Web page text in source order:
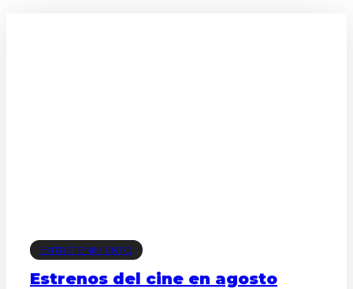
ENTRETENIMIENTO
Estrenos del cine en agosto